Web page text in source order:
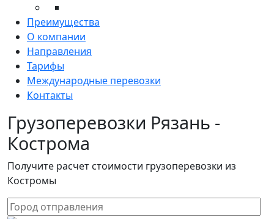
Преимущества
О компании
Направления
Тарифы
Международные перевозки
Контакты
Грузоперевозки Рязань -
Кострома
Получите расчет стоимости грузоперевозки из
Костромы